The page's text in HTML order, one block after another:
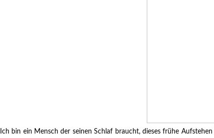
Ich bin ein Mensch der seinen Schlaf braucht, dieses frühe